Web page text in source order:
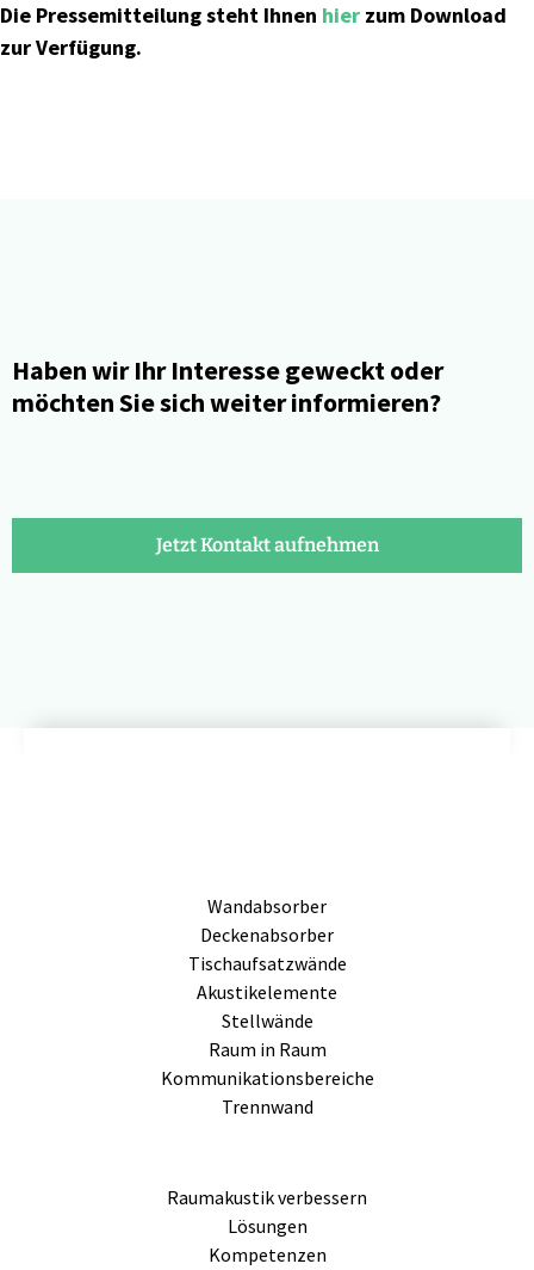
Die Pressemitteilung steht Ihnen hier zum Download
zur Verfügung.
Haben wir Ihr Interesse geweckt oder
möchten Sie sich weiter informieren?
Jetzt Kontakt aufnehmen
Wandabsorber
Deckenabsorber
Tischaufsatzwände
Akustikelemente
Stellwände
Raum in Raum
Kommunikationsbereiche
Trennwand
Raumakustik verbessern
Lösungen
Kompetenzen